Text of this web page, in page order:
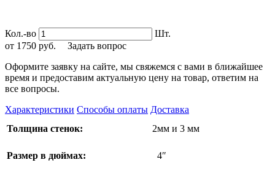
Кол.-во
Шт.
от 1750 руб.
Задать вопрос
Оформите заявку на сайте, мы свяжемся с вами в ближайшее
время и предоставим актуальную цену на товар, ответим на
все вопросы.
Характеристики Способы оплаты Доставка
Толщина стенок:
2мм и 3 мм
Размер в дюймах: 4″